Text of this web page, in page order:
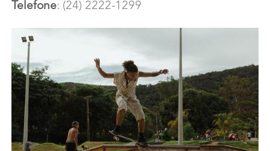
Telefone: (24) 2222-1299